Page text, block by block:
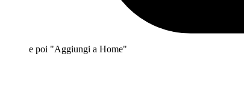
e poi "Aggiungi a Home"